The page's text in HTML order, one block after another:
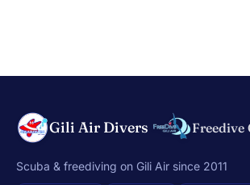
Gili Air Divers
Scuba & freediving on Gili Air since 2011